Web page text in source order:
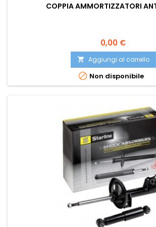
COPPIA AMMORTIZZATORI
Prezzo
0,00 €
 Aggiungi al carrello
 Non disponibile